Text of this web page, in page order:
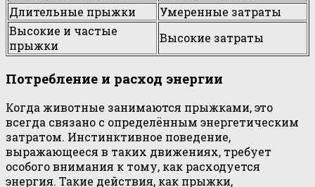
Длительные прыжки
Умеренные затраты
Высокие и частые
прыжки
Высокие затраты
Потребление и расход энергии
Когда животные занимаются прыжками, это
всегда связано с определённым энергетическим
затратом. Инстинктивное поведение,
выражающееся в таких движениях, требует
особого внимания к тому, как расходуется
энергия. Такие действия, как прыжки,